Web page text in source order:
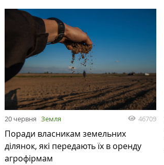
20 червня Земля 46709
Поради власникам земельних
ділянок, які передають їх в оренду
агрофірмам